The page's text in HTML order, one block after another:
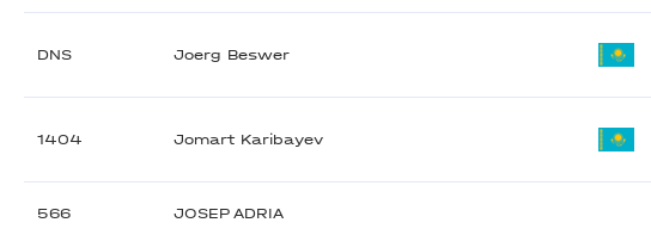
DNS Joerg Beswer
1404 Jomart Karibayev
566 JOSEP ADRIA